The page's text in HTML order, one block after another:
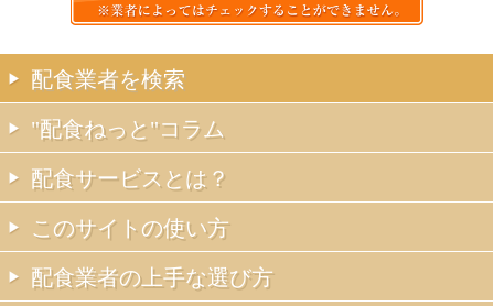
配食業者を検索
"配食ねっと"コラム
配食サービスとは？
このサイトの使い方
配食業者の上手な選び方